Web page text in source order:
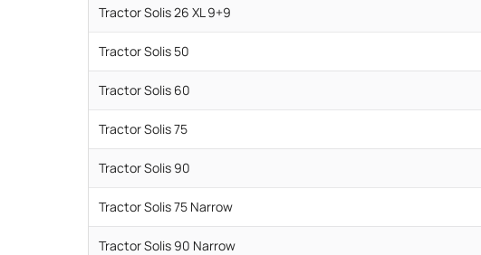
Tractor Solis 26 XL 9+9
Tractor Solis 50
Tractor Solis 60
Tractor Solis 75
Tractor Solis 90
Tractor Solis 75 Narrow
Tractor Solis 90 Narrow